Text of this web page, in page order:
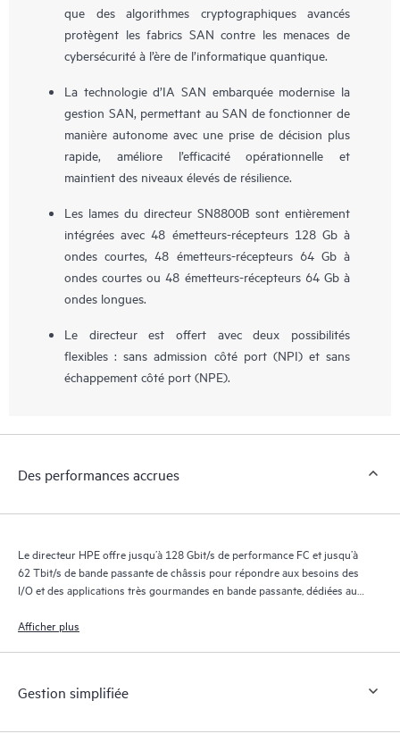
que des algorithmes cryptographiques avancés
protègent les fabrics SAN contre les menaces de
cybersécurité à l’ère de l’informatique quantique.
La technologie d’IA SAN embarquée modernise la
gestion SAN, permettant au SAN de fonctionner de
manière autonome avec une prise de décision plus
rapide, améliore l’efficacité opérationnelle et
maintient des niveaux élevés de résilience.
Les lames du directeur SN8800B sont entièrement
intégrées avec 48 émetteurs-récepteurs 128 Gb à
ondes courtes, 48 émetteurs-récepteurs 64 Gb à
ondes courtes ou 48 émetteurs-récepteurs 64 Gb à
ondes longues.
Le directeur est offert avec deux possibilités
flexibles : sans admission côté port (NPI) et sans
échappement côté port (NPE).
Des performances accrues
Le directeur HPE offre jusqu’à 128 Gbit/s de performance FC et jusqu’à
62 Tbit/s de bande passante de châssis pour répondre aux besoins des
I/O et des applications très gourmandes en bande passante, dédiées au
Afficher plus
Gestion simplifiée